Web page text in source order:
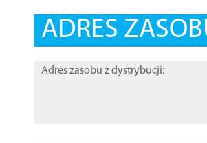
ADRES
Adres zasobu z dystrybucji: